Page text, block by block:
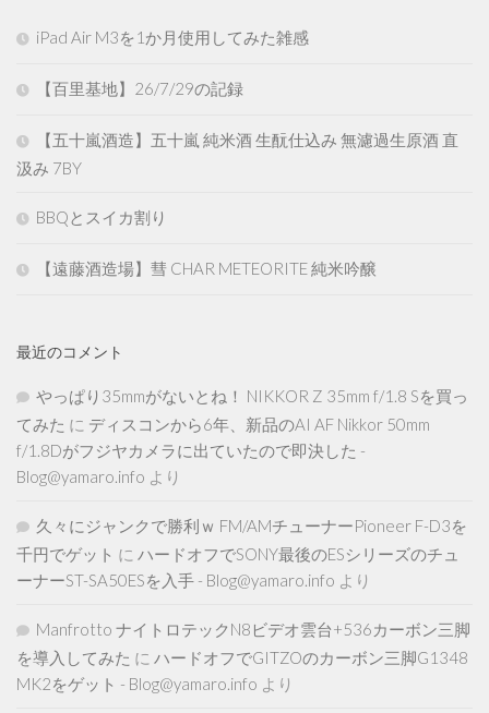
iPad Air M3を1か月使用してみた雑感
【百里基地】26/7/29の記録
【五十嵐酒造】五十嵐 純米酒 生酛仕込み 無濾過生原酒 直
汲み 7BY
BBQとスイカ割り
【遠藤酒造場】彗 CHAR METEORITE 純米吟醸
最近のコメント
やっぱり35mmがないとね！ NIKKOR Z 35mm f/1.8 Sを買っ
てみた に ディスコンから6年、新品のAI AF Nikkor 50mm
f/1.8Dがフジヤカメラに出ていたので即決した -
Blog@yamaro.info より
久々にジャンクで勝利ｗ FM/AMチューナーPioneer F-D3を
千円でゲット に ハードオフでSONY最後のESシリーズのチュ
ーナーST-SA50ESを入手 - Blog@yamaro.info より
Manfrotto ナイトロテックN8ビデオ雲台+536カーボン三脚
を導入してみた に ハードオフでGITZOのカーボン三脚G1348
MK2をゲット - Blog@yamaro.info より